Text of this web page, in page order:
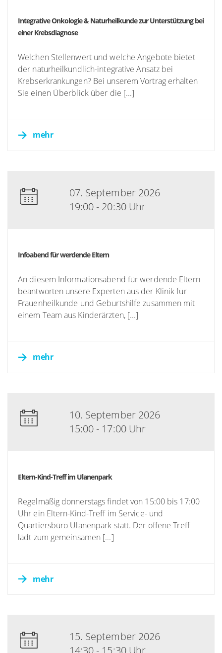
Integrative Onkologie & Naturheilkunde zur Unterstützung bei
einer Krebsdiagnose
Welchen Stellenwert und welche Angebote bietet
der naturheilkundlich-integrative Ansatz bei
Krebserkrankungen? Bei unserem Vortrag erhalten
Sie einen Überblick über die [...]
mehr
07. September 2026
19:00 - 20:30 Uhr
Infoabend für werdende Eltern
An diesem Informationsabend für werdende Eltern
beantworten unsere Experten aus der Klinik für
Frauenheilkunde und Geburtshilfe zusammen mit
einem Team aus Kinderärzten, [...]
mehr
10. September 2026
15:00 - 17:00 Uhr
Eltern-Kind-Treff im Ulanenpark
Regelmäßig donnerstags findet von 15:00 bis 17:00
Uhr ein Eltern-Kind-Treff im Service- und
Quartiersbüro Ulanenpark statt. Der offene Treff
lädt zum gemeinsamen [...]
mehr
15. September 2026